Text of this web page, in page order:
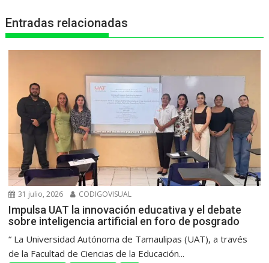
p
k
e
Entradas relacionadas
31 julio, 2026 CODIGOVISUAL
Impulsa UAT la innovación educativa y el debate
sobre inteligencia artificial en foro de posgrado
“ La Universidad Autónoma de Tamaulipas (UAT), a través
de la Facultad de Ciencias de la Educación...